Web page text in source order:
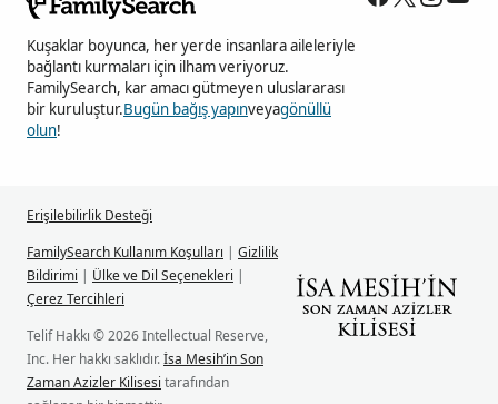
Kuşaklar boyunca, her yerde insanlara aileleriyle
bağlantı kurmaları için ilham veriyoruz.
FamilySearch, kar amacı gütmeyen uluslararası
bir kuruluştur.Bugün bağış yapınveyagönüllü
olun!
Erişilebilirlik Desteği
FamilySearch Kullanım Koşulları | Gizlilik
Bildirimi | Ülke ve Dil Seçenekleri |
Çerez Tercihleri
Telif Hakkı © 2026 Intellectual Reserve,
Inc. Her hakkı saklıdır.İsa Mesih’in Son
Zaman Azizler Kilisesi tarafından